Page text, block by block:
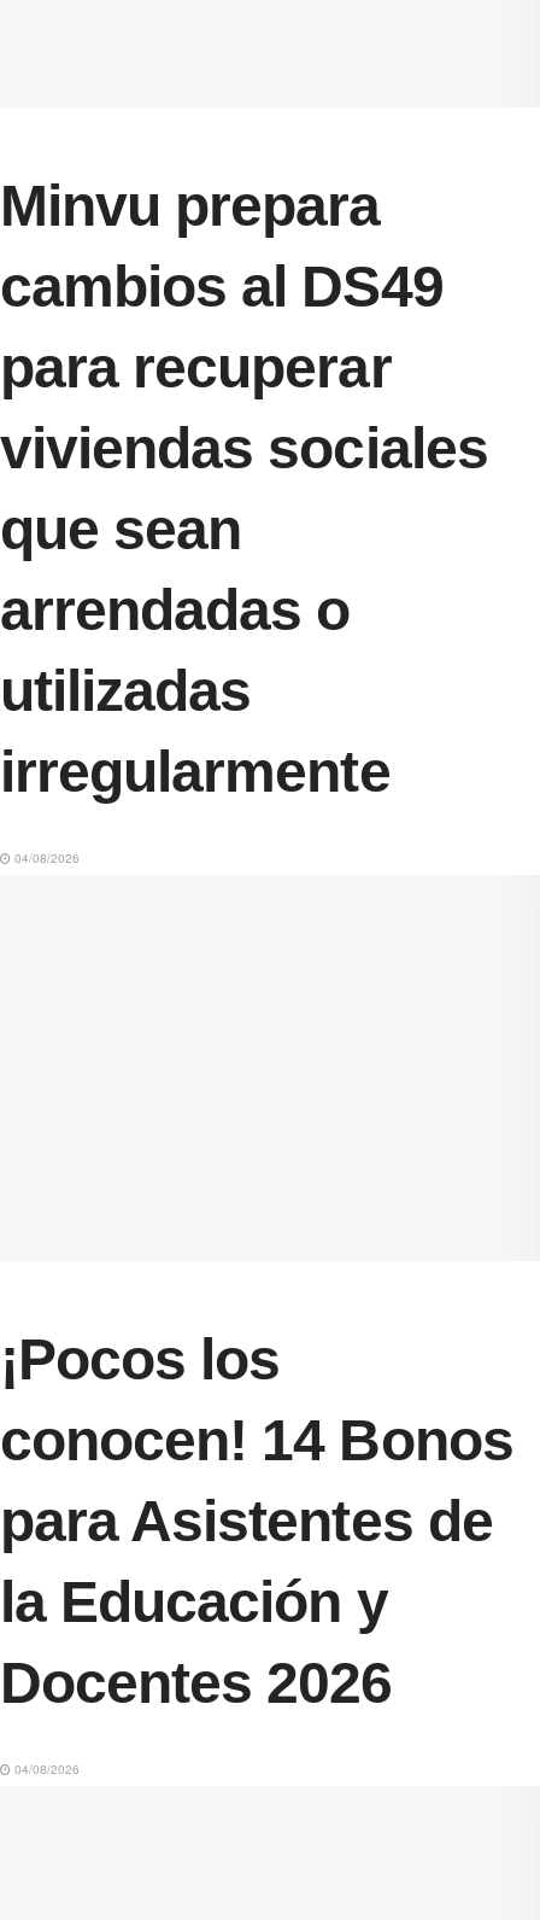
Minvu prepara
cambios al DS49
para recuperar
viviendas sociales
que sean
arrendadas o
utilizadas
irregularmente
04/08/2026
¡Pocos los
conocen! 14 Bonos
para Asistentes de
la Educación y
Docentes 2026
04/08/2026